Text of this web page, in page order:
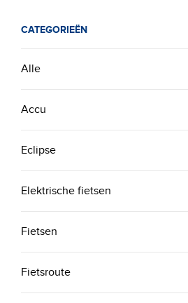
CATEGORIEËN
Alle
Accu
Eclipse
Elektrische fietsen
Fietsen
Fietsroute